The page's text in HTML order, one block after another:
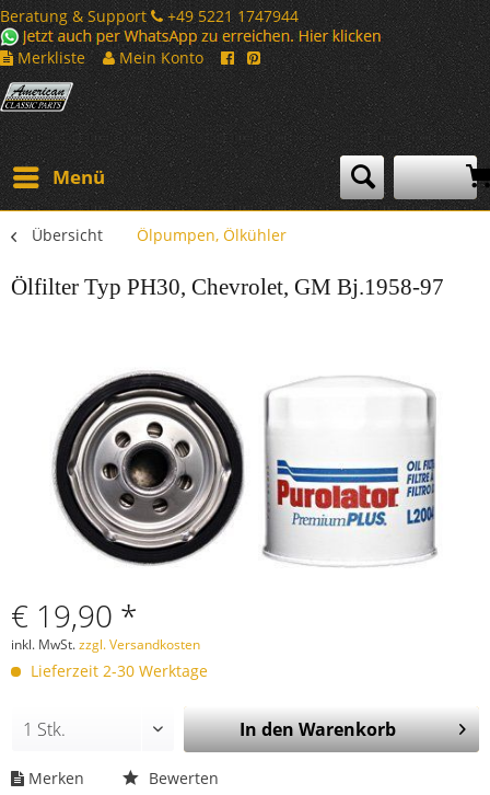
Beratung & Support
+49 5221 1747944
Merkliste
Mein Konto
Menü
Übersicht Ölpumpen, Ölkühler
Ölfilter Typ PH30, Chevrolet, GM Bj.1958-97
€ 19,90 *
inkl. MwSt.zzgl. Versandkosten
Lieferzeit 2-30 Werktage
In denWarenkorb
Merken Bewerten